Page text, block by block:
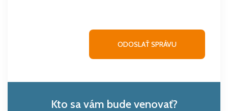
Kto sa vám bude venovať?